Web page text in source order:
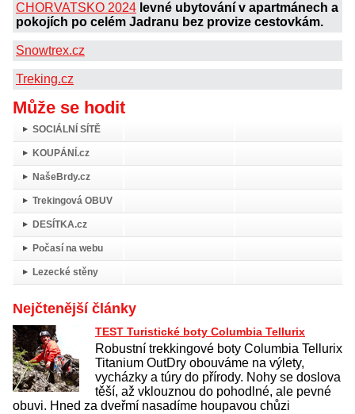
CHORVATSKO 2024 levné ubytování v apartmánech a
pokojích po celém Jadranu bez provize cestovkám.
Snowtrex.cz
Treking.cz
Může se hodit
SOCIÁLNÍ SÍTĚ
KOUPÁNÍ.cz
NašeBrdy.cz
Trekingová OBUV
DESÍTKA.cz
Počasí na webu
Lezecké stěny
Nejčtenější články
TEST Turistické boty Columbia Tellurix
Robustní trekkingové boty Columbia Tellurix
Titanium OutDry obouváme na výlety,
vycházky a túry do přírody. Nohy se doslova
těší, až vklouznou do pohodlné, ale pevné
obuvi. Hned za dveřmí nasadíme houpavou chůzi